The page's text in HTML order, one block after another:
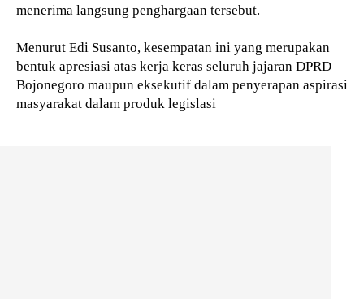
menerima langsung penghargaan tersebut.
Menurut Edi Susanto, kesempatan ini yang merupakan
bentuk apresiasi atas kerja keras seluruh jajaran DPRD
Bojonegoro maupun eksekutif dalam penyerapan aspirasi
masyarakat dalam produk legislasi